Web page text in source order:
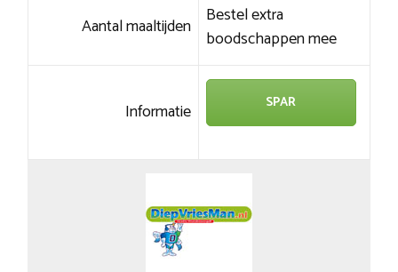
Aantal maaltijden Bestel extra
boodschappen mee
Informatie SPAR